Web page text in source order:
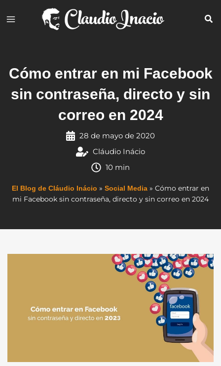
Cómo entrar en mi Facebook
sin contraseña, directo y sin
correo en 2024
28 de mayo de 2020
Cláudio Inácio
10 min
El Blog de Cláudio Inácio » Social Media » Cómo entrar en
mi Facebook sin contraseña, directo y sin correo en 2024